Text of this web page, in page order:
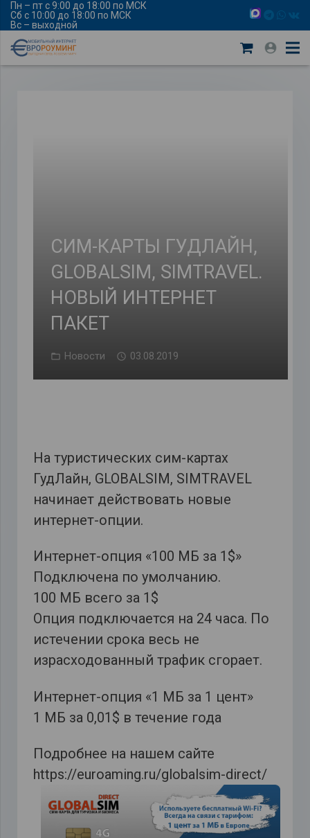
Пн – пт с 9:00 до 18:00 по МСК
Сб с 10:00 до 18:00 по МСК
Вс – выходной
СИМ-КАРТЫ ГУДЛАЙН,
GLOBALSIM, SIMTRAVEL.
НОВЫЙ ИНТЕРНЕТ
ПАКЕТ
Новости 03.08.2019
На туристических сим-картах
ГудЛайн, GLOBALSIM, SIMTRAVEL
начинает действовать новые
интернет-опции.
Интернет-опция «100 МБ за 1$»
Подключена по умолчанию.
100 МБ всего за 1$
Опция подключается на 24 часа. По
истечении срока весь не
израсходованный трафик сгорает.
Интернет-опция «1 МБ за 1 цент»
1 МБ за 0,01$ в течение года
Подробнее на нашем сайте
https://euroaming.ru/globalsim-direct/